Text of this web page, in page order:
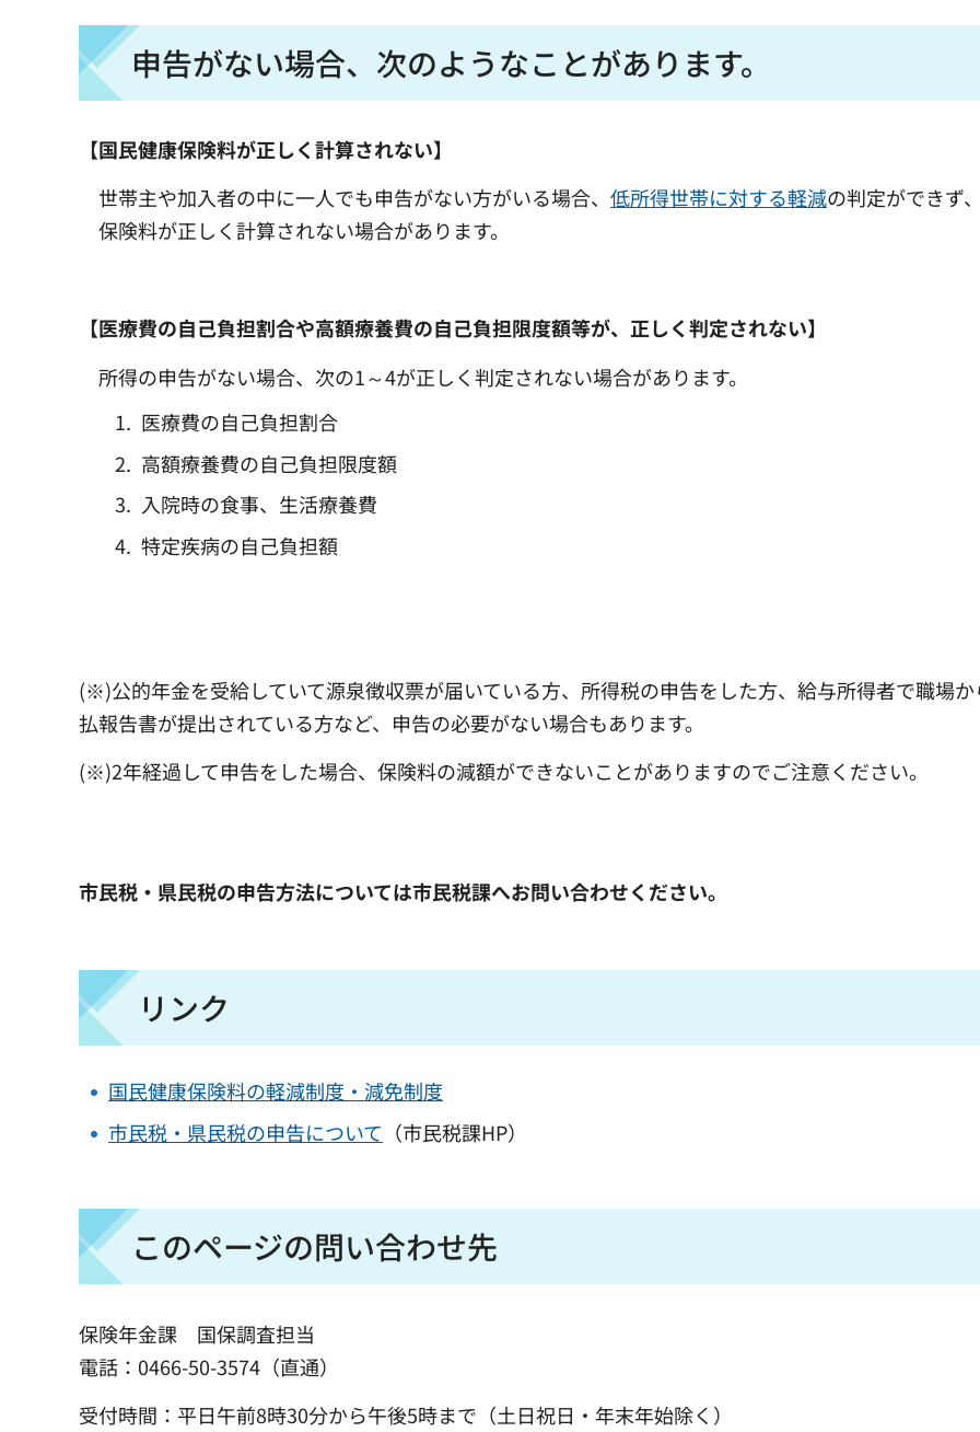
申告がない場合、次のようなことがあります。
【国民健康保険料が正しく計算されない】
世帯主や加入者の中に一人でも申告がない方がいる場合、 低所得世帯に対する軽減の判定ができず
保険料が正しく計算されない場合があります。
【医療費の自己負担割合や高額療養費の自己負担限度額等が、正しく判定されない】
所得の申告がない場合、次の1～4が正しく判定されない場合があります。
医療費の自己負担割合
高額療養費の自己負担限度額
入院時の食事、生活療養費
特定疾病の自己負担額
(※)公的年金を受給していて源泉徴収票が届いている方、所得税の申告をした方、給与所得者で職場
払報告書が提出されている方など、申告の必要がない場合もあります。
(※)2年経過して申告をした場合、保険料の減額ができないことがありますのでご注意ください。
市民税・県民税の申告方法については市民税課へお問い合わせください。
リンク
国民健康保険料の軽減制度・減免制度
市民税・県民税の申告について （市民税課HP）
このページの問い合わせ先
保険年金課 国保調査担当
電話：0466-50-3574（直通）
受付時間：平日午前8時30分から午後5時まで（土日祝日・年末年始除く）